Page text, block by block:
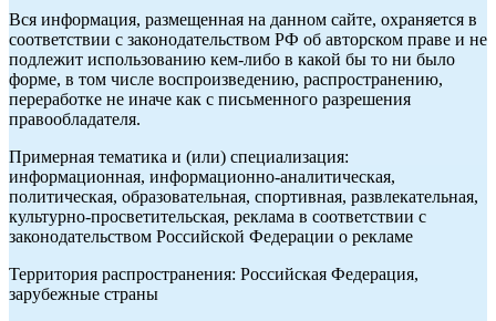
Вся информация, размещенная на данном сайте, охраняется в
соответствии с законодательством РФ об авторском праве и не
подлежит использованию кем-либо в какой бы то ни было
форме, в том числе воспроизведению, распространению,
переработке не иначе как с письменного разрешения
правообладателя.
Примерная тематика и (или) специализация:
информационная, информационно-аналитическая,
политическая, образовательная, спортивная, развлекательная,
культурно-просветительская, реклама в соответствии с
законодательством Российской Федерации о рекламе
Территория распространения: Российская Федерация,
зарубежные страны